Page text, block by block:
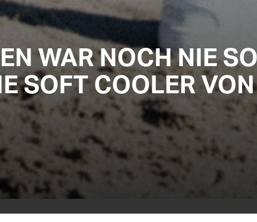
WAR NOCH NIE SO
SOFT COOLER VON